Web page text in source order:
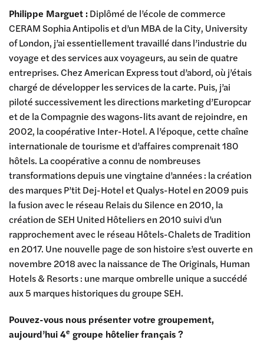
Philippe Marguet :Diplômé de l’école de commerce
CERAM Sophia Antipolis et d’un MBA de la City, University
of London, j’ai essentiellement travaillé dans l’industrie du
voyage et des services aux voyageurs, au sein de quatre
entreprises. Chez American Express tout d’abord, où j’étais
chargé de développer les services de la carte. Puis, j’ai
piloté successivement les directions marketing d’Europcar
et de la Compagnie des wagons-lits avant de rejoindre, en
2002, la coopérative Inter-Hotel. A l’époque, cette chaîne
internationale de tourisme et d’affaires comprenait 180
hôtels. La coopérative a connu de nombreuses
transformations depuis une vingtaine d’années : la création
des marques P’tit Dej-Hotel et Qualys-Hotel en 2009 puis
la fusion avec le réseau Relais du Silence en 2010, la
création de SEH United Hôteliers en 2010 suivi d’un
rapprochement avec le réseau Hôtels-Chalets de Tradition
en 2017. Une nouvelle page de son histoire s’est ouverte en
novembre 2018 avec la naissance de The Originals, Human
Hotels & Resorts : une marque ombrelle unique a succédé
aux 5 marques historiques du groupe SEH.
Pouvez-vous nous présenter votre groupement,
aujourd’hui 4e groupe hôtelier français ?